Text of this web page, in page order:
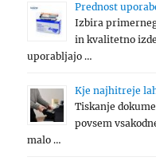
Prednost
Izbira
in kvalitetno
uporabljajo …
Kje najhitreje
Tiskanje
povsem
malo …